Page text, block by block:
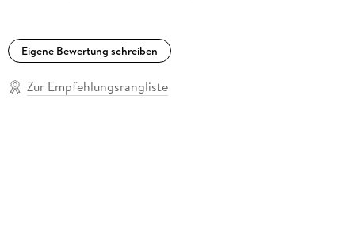
Eigene Bewertung schreiben
Zur Empfehlungsrangliste